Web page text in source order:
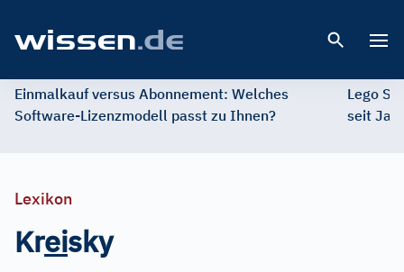
Einmalkauf versus Abonnement: Welches
Software-Lizenzmodell passt zu Ihnen?
Lego
seit
Lexikon
Kreisky